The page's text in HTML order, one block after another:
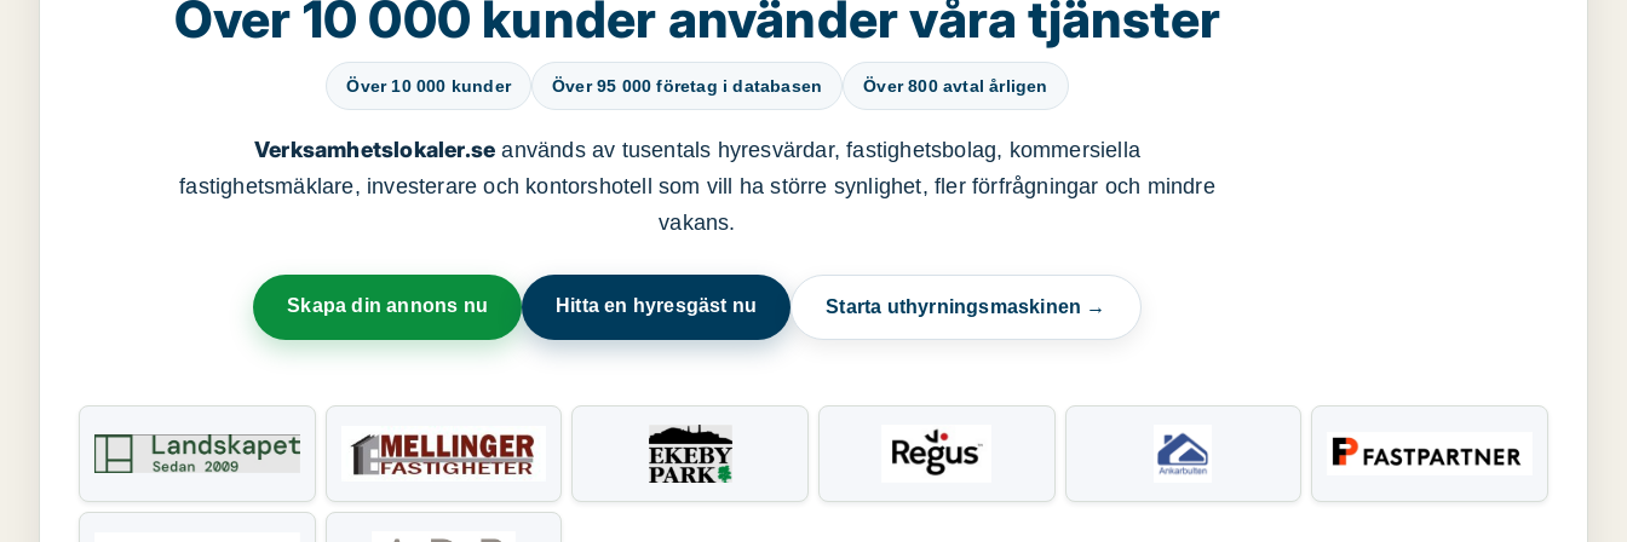
Över 10 000 kunder använder våra tjänster
Över 10 000 kunder Över 95 000 företag i databasen Över 800 avtal årligen
Verksamhetslokaler.se används av tusentals hyresvärdar, fastighetsbolag, kommersiella
fastighetsmäklare, investerare och kontorshotell som vill ha större synlighet, fler förfrågningar och mindre
vakans.
Skapa din annons nu Hitta en hyresgäst nu Starta uthyrningsmaskinen →